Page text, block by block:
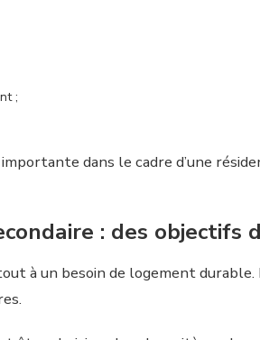
;
dans le cadre d’une
: des objectifs
à un besoin de logement